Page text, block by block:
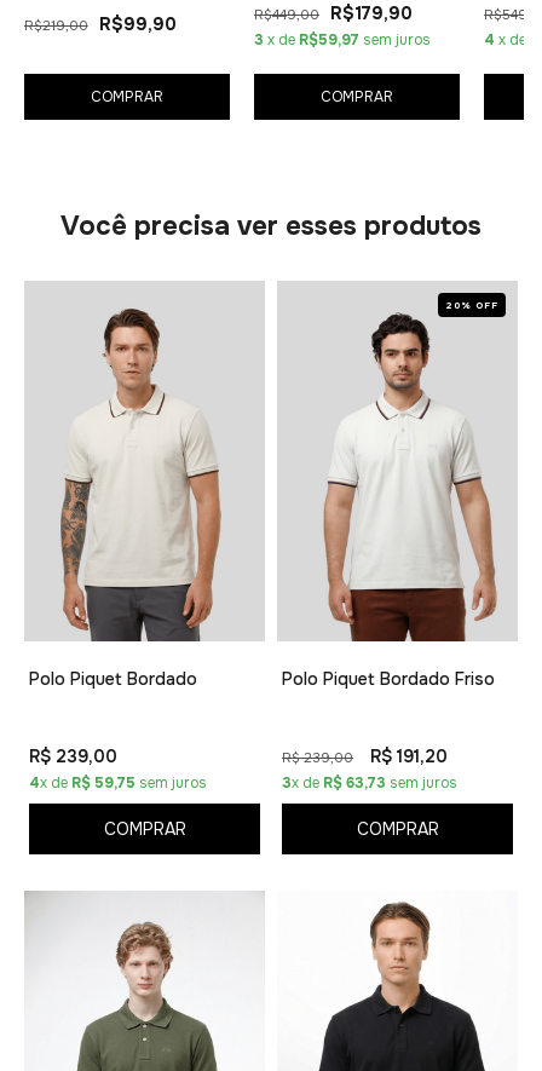
R$219,00 R$99,90
COMPRAR
R$449,00 R$179,90
3 x de R$59,97 sem juros
COMPRAR
4 x de
Você precisa ver esses produtos
Polo Piquet Bordado
R$ 239,00
4x de R$ 59,75 sem juros
COMPRAR
20% OFF
Polo Piquet Bordado Friso
R$ 239,00 R$ 191,20
3x de R$ 63,73 sem juros
COMPRAR